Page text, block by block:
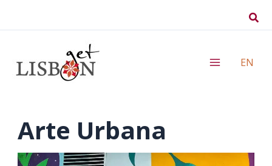
EN
Arte Urbana